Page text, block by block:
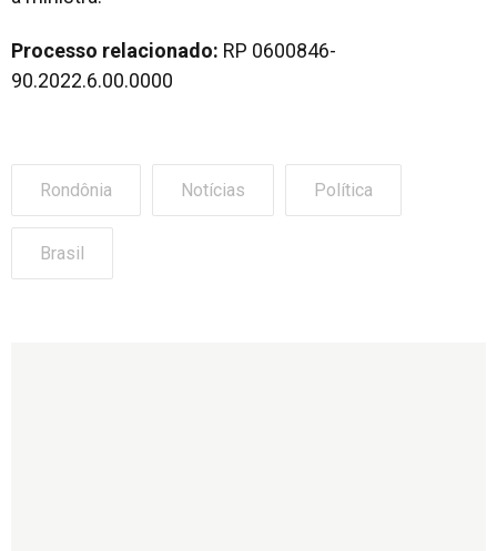
Processo relacionado: RP 0600846-
90.2022.6.00.0000
Rondônia Notícias Política
Brasil